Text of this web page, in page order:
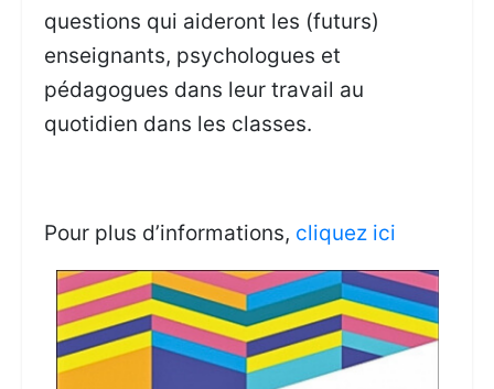
questions qui aideront les (futurs)
enseignants, psychologues et
pédagogues dans leur travail au
quotidien dans les classes.
Pour plus d’informations, cliquez ici